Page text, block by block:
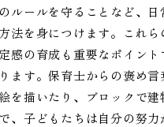
ルールを守ることなど、
法を身につけます。これ
感の育成も重要なポイン
ます。保育士からの褒め言
を描いたり、ブロックで
、子どもたちは自分の努力